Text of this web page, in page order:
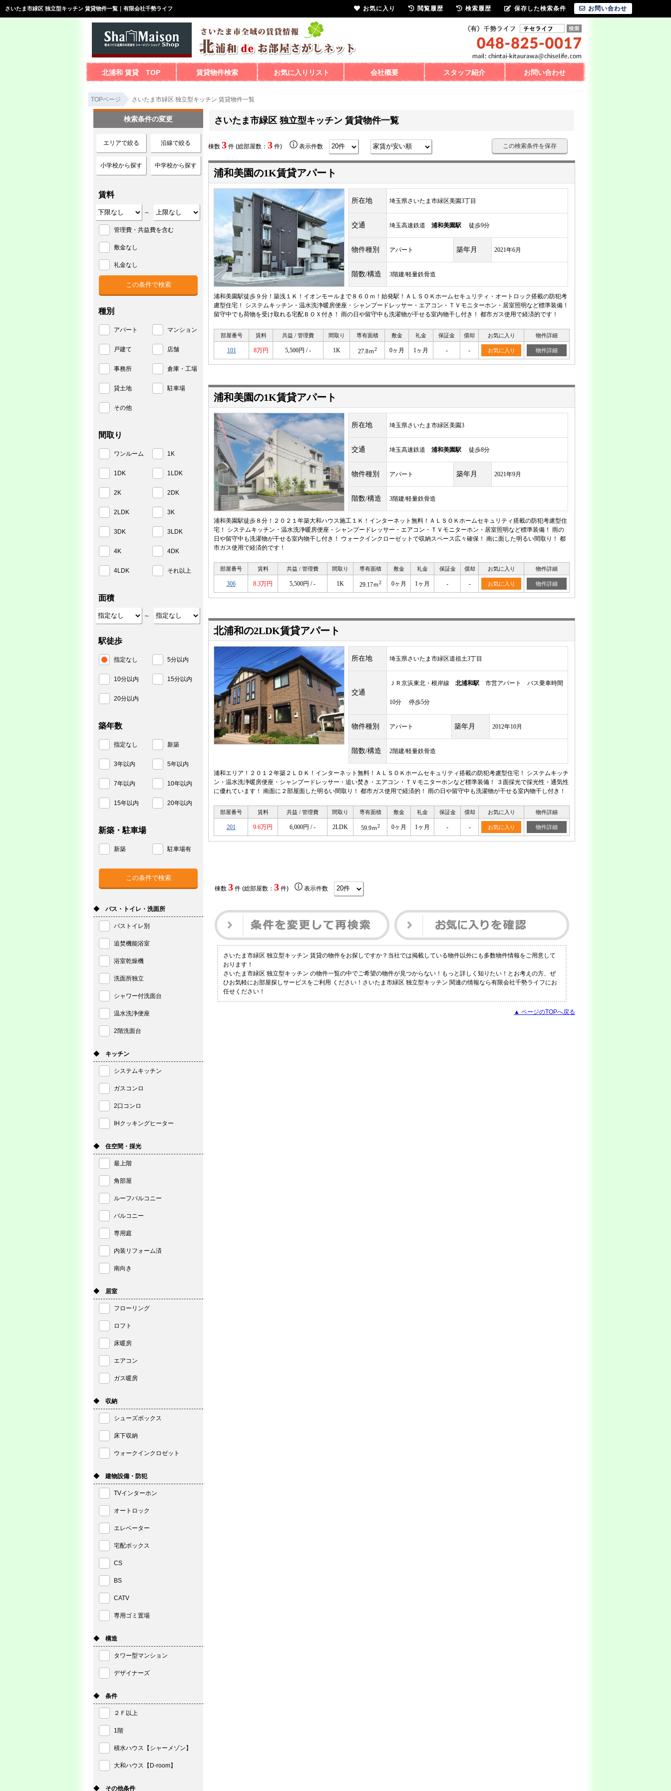
さいたま市緑区 独立型キッチン 賃貸物件一覧｜有限会社千勢ライフ
北浦和 賃貸 TOP 賃貸物件検索 お気に入りリスト 会社概要 スタッフ紹介 お問い合わせ
TOPページ さいたま市緑区 独立型キッチン 賃貸物件一覧
さいたま市緑区 独立型キッチン 賃貸物件一覧
棟数 3 件 (総部屋数： 3 件) 表示件数 この検索条件を保存
浦和美園の1K賃貸アパート
所在地 埼玉県さいたま市緑区美園3丁目
交通 埼玉高速鉄道 浦和美園駅 徒歩9分
物件種別 アパート 築年月 2021年6月
階数/構造 3階建/軽量鉄骨造
浦和美園駅徒歩９分！築浅１Ｋ！イオンモールまで８６０ｍ！始発駅！ＡＬＳＯＫホームセキュリティ・オートロック搭載の防犯考
慮型住宅！ システムキッチン・温水洗浄暖房便座・シャンプードレッサー・エアコン・ＴＶモニターホン・居室照明など標準装備！
留守中でも荷物を受け取れる宅配ＢＯＸ付き！ 雨の日や留守中も洗濯物が干せる室内物干し付き！ 都市ガス使用で経済的です！
部屋番号 賃料 共益 / 管理費 間取り 専有面積 敷金 礼金 保証金 償却 お気に入り 物件詳細
101 8万円 5,500円 / - 1K 27.8ｍ2 0ヶ月 1ヶ月 - - お気に入り 物件詳細
浦和美園の1K賃貸アパート
所在地 埼玉県さいたま市緑区美園3
交通 埼玉高速鉄道 浦和美園駅 徒歩8分
物件種別 アパート 築年月 2021年9月
階数/構造 3階建/軽量鉄骨造
浦和美園駅徒歩８分！２０２１年築大和ハウス施工１Ｋ！インターネット無料！ＡＬＳＯＫホームセキュリティ搭載の防犯考慮型住
宅！ システムキッチン・温水洗浄暖房便座・シャンプードレッサー・エアコン・ＴＶモニターホン・居室照明など標準装備！ 雨の
日や留守中も洗濯物が干せる室内物干し付き！ ウォークインクローゼットで収納スペース広々確保！ 南に面した明るい間取り！ 都
市ガス使用で経済的です！
部屋番号 賃料 共益 / 管理費 間取り 専有面積 敷金 礼金 保証金 償却 お気に入り 物件詳細
306 8.3万円 5,500円 / - 1K 29.17ｍ2 0ヶ月 1ヶ月 - - お気に入り 物件詳細
北浦和の2LDK賃貸アパート
所在地 埼玉県さいたま市緑区道祖土3丁目
交通
ＪＲ京浜東北・根岸線 北浦和駅 市営アパート バス乗車時間
10分 停歩5分
物件種別 アパート 築年月 2012年10月
階数/構造 2階建/軽量鉄骨造
浦和エリア！２０１２年築２ＬＤＫ！インターネット無料！ＡＬＳＯＫホームセキュリティ搭載の防犯考慮型住宅！ システムキッチ
ン・温水洗浄暖房便座・シャンプードレッサー・追い焚き・エアコン・ＴＶモニターホンなど標準装備！ ３面採光で採光性・通気性
に優れています！ 南面に２部屋面した明るい間取り！ 都市ガス使用で経済的！ 雨の日や留守中も洗濯物が干せる室内物干し付き！
部屋番号 賃料 共益 / 管理費 間取り 専有面積 敷金 礼金 保証金 償却 お気に入り 物件詳細
201 9.6万円 6,000円 / - 2LDK 59.9ｍ2 0ヶ月 1ヶ月 - - お気に入り 物件詳細
棟数 3件 (総部屋数： 3件) 表示件数
さいたま市緑区 独立型キッチン 賃貸の物件をお探しですか？当社では掲載している物件以外にも多数物件情報をご用意して
おります！
さいたま市緑区 独立型キッチン の物件一覧の中でご希望の物件が見つからない！もっと詳しく知りたい！とお考えの方、ぜ
ひお気軽にお部屋探しサービスをご利用 ください！さいたま市緑区 独立型キッチン 関連の情報なら有限会社千勢ライフにお
任せください！
▲ ページのTOPへ戻る
検索条件の変更
エリアで絞る 沿線で絞る
小学校から探す 中学校から探す
賃料
～
管理費・共益費を含む
敷金なし
礼金なし
種別
アパート マンション
戸建て 店舗
事務所 倉庫・工場
貸土地 駐車場
その他
間取り
ワンルーム 1K
1DK 1LDK
2K 2DK
2LDK 3K
3DK 3LDK
4K 4DK
4LDK それ以上
面積
～
駅徒歩
指定なし 5分以内
10分以内 15分以内
20分以内
築年数
指定なし 新築
3年以内 5年以内
7年以内 10年以内
15年以内 20年以内
新築・駐車場
新築 駐車場有
◆ バス・トイレ・洗面所
バストイレ別
追焚機能浴室
浴室乾燥機
洗面所独立
シャワー付洗面台
温水洗浄便座
2階洗面台
◆ キッチン
システムキッチン
ガスコンロ
2口コンロ
IHクッキングヒーター
◆ 住空間・採光
最上階
角部屋
ルーフバルコニー
バルコニー
専用庭
内装リフォーム済
南向き
◆ 居室
フローリング
ロフト
床暖房
エアコン
ガス暖房
◆ 収納
シューズボックス
床下収納
ウォークインクロゼット
◆ 建物設備・防犯
TVインターホン
オートロック
エレベーター
宅配ボックス
CS
BS
CATV
専用ゴミ置場
◆ 構造
タワー型マンション
デザイナーズ
◆ 条件
２Ｆ以上
1階
積水ハウス【シャーメゾン】
大和ハウス【D-room】
◆ その他条件
お気に入り 閲覧履歴 検索履歴 保存した検索条件 お問い合わせ